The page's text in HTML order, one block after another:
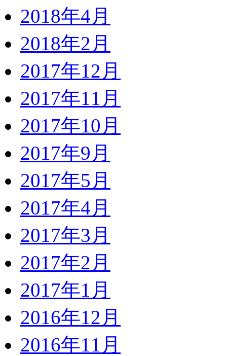
2018年4月
2018年2月
2017年12月
2017年11月
2017年10月
2017年9月
2017年5月
2017年4月
2017年3月
2017年2月
2017年1月
2016年12月
2016年11月